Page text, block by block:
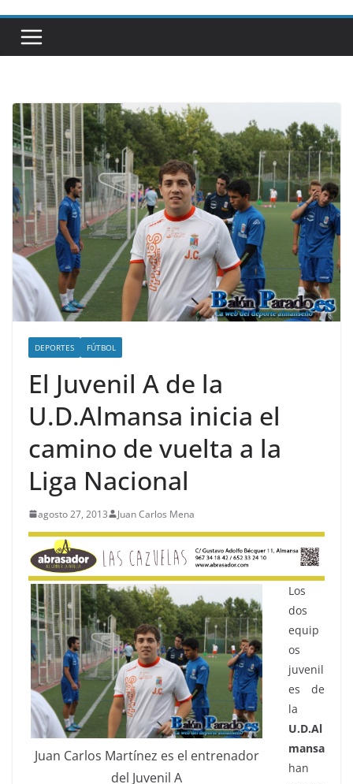
DEPORTES FÚTBOL
El Juvenil A de la
U.D.Almansa inicia el
camino de vuelta a la
Liga Nacional
agosto 27, 2013 Juan Carlos Mena
Juan Carlos Martínez es el entrenador
del Juvenil A
Los
dos
equip
os
juvenil
es de
la
U.D.Al
mansa
han